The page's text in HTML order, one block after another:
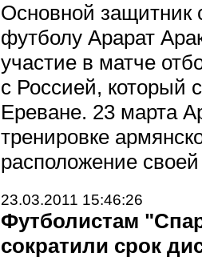
Основной защитник
футболу Арарат
участие в матче
с Россией, который
Ереване. 23 марта
тренировке
расположение
23.03.2011 15:46:26
Футболистам
сократили срок